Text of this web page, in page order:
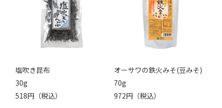
塩吹き昆布
30g
518円（税込）
オーサワの鉄火みそ(豆みそ)
70g
972円（税込）